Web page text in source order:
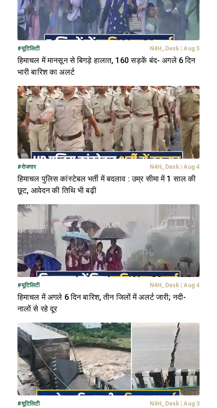
#यूटिलिटी N4H_Desk Aug 5
हिमाचल में मानसून से बिगड़े हालात, 160 सड़कें बंद- अगले 6 दिन
भारी बारिश का अलर्ट
#रोजगार N4H_Desk Aug 4
हिमाचल पुलिस कांस्टेबल भर्ती में बदलाव : उम्र सीमा में 1 साल की
छूट, आवेदन की तिथि भी बढ़ी
#यूटिलिटी N4H_Desk Aug 4
हिमाचल में अगले 6 दिन बारिश, तीन जिलों में अलर्ट जारी; नदी-
नालों से रहे दूर
#यूटिलिटी N4H_Desk Aug 3